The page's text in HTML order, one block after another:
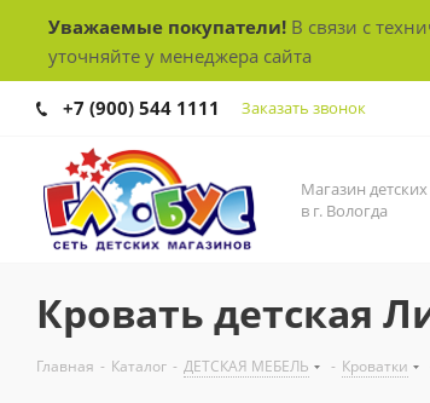
Уважаемые покупатели! В связи с
уточняйте у менеджера сайта
+7 (900) 544 1111 Заказать звонок
Магазин
в г. Вологда
Кровать детская
Главная - Каталог - ДЕТСКАЯ МЕБЕЛЬ - Кроватки